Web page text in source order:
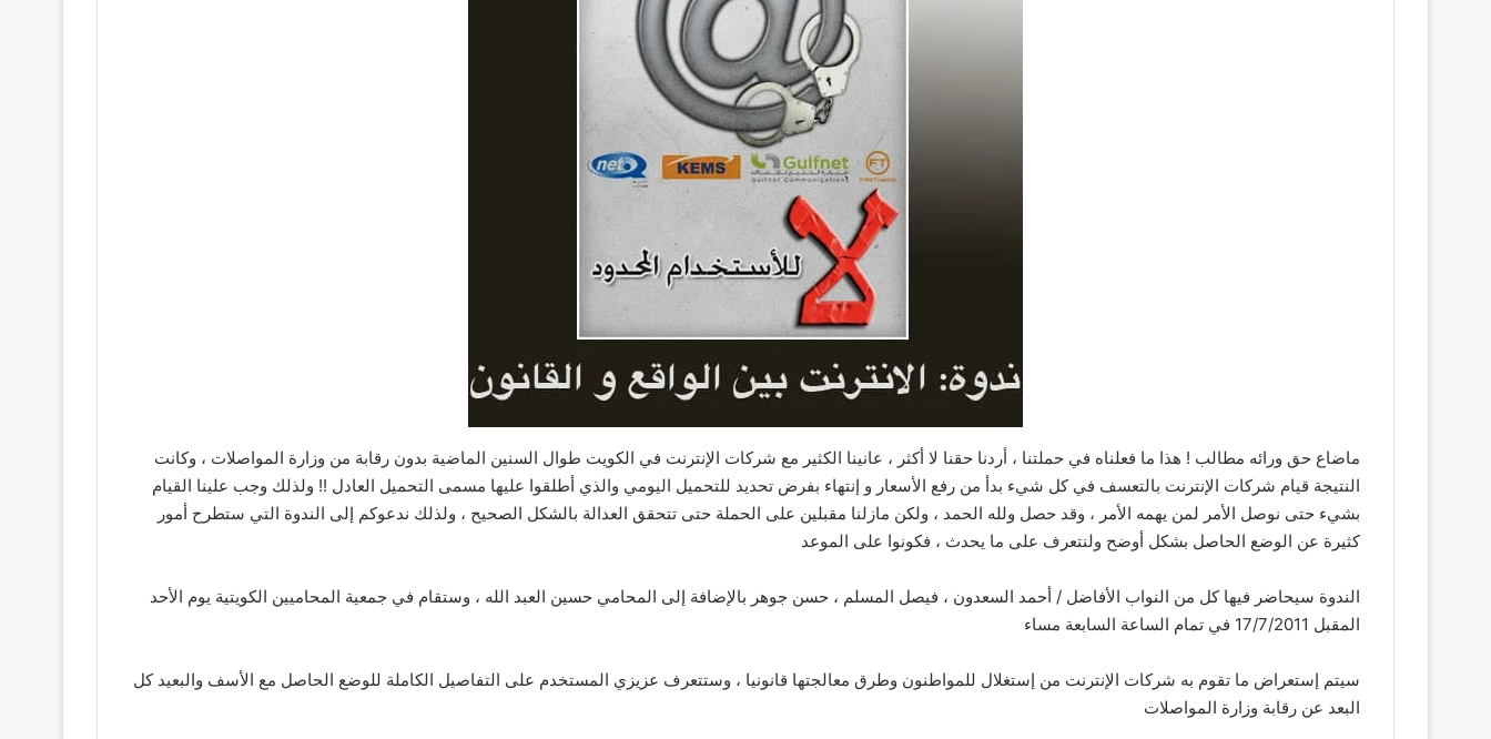
ماضاع حق ورائه مطالب ! هذا ما فعلناه في حملتنا ، أردنا حقنا لا أكثر ، عانينا الكثير مع شركات الإنترنت في الكويت طوال السنين الماضية بدون رقابة من وزارة المواصلات ، وكانت
النتيجة قيام شركات الإنترنت بالتعسف في كل شيء بدأ من رفع الأسعار و إنتهاء بفرض تحديد للتحميل اليومي والذي أطلقوا عليها مسمى التحميل العادل !! ولذلك وجب علينا القيام
بشيء حتى نوصل الأمر لمن يهمه الأمر ، وقد حصل ولله الحمد ، ولكن مازلنا مقبلين على الحملة حتى تتحقق العدالة بالشكل الصحيح ، ولذلك ندعوكم إلى الندوة التي ستطرح أمور
كثيرة عن الوضع الحاصل بشكل أوضح ولنتعرف على ما يحدث ، فكونوا على الموعد
الندوة سيحاضر فيها كل من النواب الأفاضل / أحمد السعدون ، فيصل المسلم ، حسن جوهر بالإضافة إلى المحامي حسين العبد الله ، وستقام في جمعية المحاميين الكويتية يوم الأحد
المقبل 17/7/2011 في تمام الساعة السابعة مساء
سيتم إستعراض ما تقوم به شركات الإنترنت من إستغلال للمواطنون وطرق معالجتها قانونيا ، وستتعرف عزيزي المستخدم على التفاصيل الكاملة للوضع الحاصل مع الأسف والبعيد كل
البعد عن رقابة وزارة المواصلات